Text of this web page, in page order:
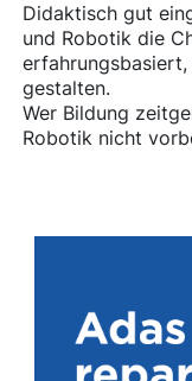
Didaktisch gut
und Robotik die
gestalten.
Wer Bildung
Robotik nicht